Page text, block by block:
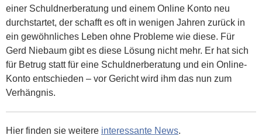
einer Schuldnerberatung und einem Online Konto neu
durchstartet, der schafft es oft in wenigen Jahren zurück in
ein gewöhnliches Leben ohne Probleme wie diese. Für
Gerd Niebaum gibt es diese Lösung nicht mehr. Er hat sich
für Betrug statt für eine Schuldnerberatung und ein Online-
Konto entschieden – vor Gericht wird ihm das nun zum
Verhängnis.
Hier finden sie weitere interessante News.